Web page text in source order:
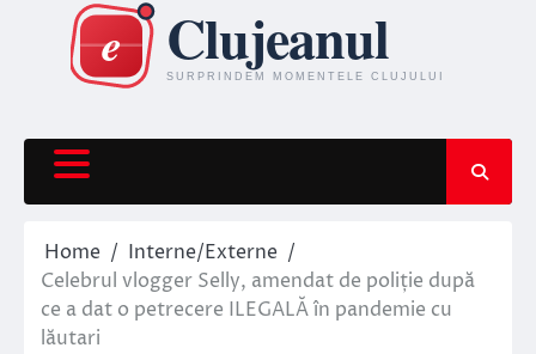
content
Home
Interne/Externe
Celebrul vlogger Selly, amendat de poliție după
ce a dat o petrecere ILEGALĂ în pandemie cu
lăutari